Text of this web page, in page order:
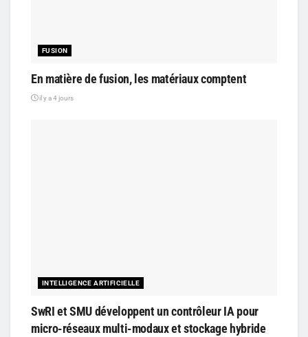
FUSION
En matière de fusion, les matériaux comptent
il y a 4 jours
INTELLIGENCE ARTIFICIELLE
SwRI et SMU développent un contrôleur IA pour
micro-réseaux multi-modaux et stockage hybride